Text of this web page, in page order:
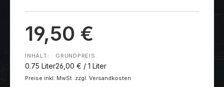
19,50 €
INHALT:
0.75 Liter
GRUNDPREIS
26,00 € / 1 Liter
Preise inkl. MwSt. zzgl. Versandkosten.